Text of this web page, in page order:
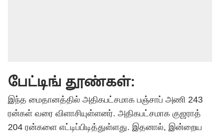
பேட்டிங் தூண்கள்:
இந்த மைதானத்தில் அதிகபட்சமாக பஞ்சாப் அணி 243
ரன்கள் வரை விளாசியுள்ளனர். அதிகபட்சமாக குஜராத்
204 ரன்களை எட்டிப்பிடித்துள்ளது. இதனால், இன்றைய